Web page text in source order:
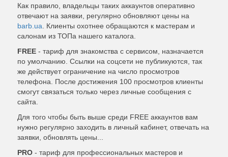
Как правило, владельцы таких аккаунтов оперативно
отвечают на заявки, регулярно обновляют цены на
barb.ua . Клиенты охотнее обращаются к мастерам и
салонам из ТОПа нашего каталога.
FREE - тариф для знакомства с сервисом, назначается
по умолчанию. Ссылки на соцсети не публикуются, так
же действует ограничение на число просмотров
телефона. После достижения 100 просмотров клиенты
смогут связаться только через личные сообщения с
сайта.
Для того чтобы быть выше среди FREE аккаунтов вам
нужно регулярно заходить в личный кабинет, отвечать на
заявки, обновлять цены...
PRO - тариф для профессиональных мастеров и